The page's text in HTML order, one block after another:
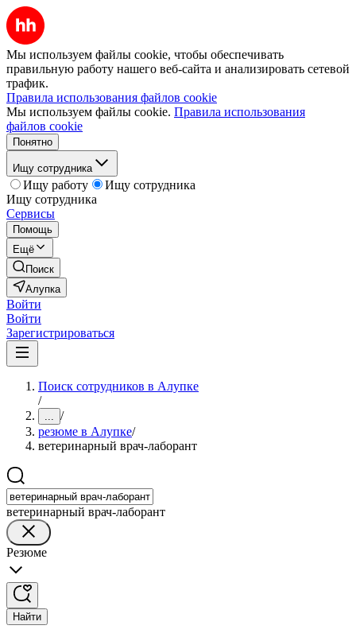
Мы используем файлы cookie, чтобы обеспечивать
правильную работу нашего веб-сайта и анализировать сетевой
трафик.
Правила использования файлов cookie
Мы используем файлы cookie. Правила использования
файлов cookie
Понятно
Ищу сотрудника
Ищу работу
Ищу сотрудника
Ищу сотрудника
Сервисы
Помощь
Ещё
Поиск
Алупка
Войти
Войти
Зарегистрироваться
Поиск сотрудников в Алупке
/
... /
резюме в Алупке/
ветеринарный врач-лаборант
ветеринарный врач-лаборант
Резюме
Найти